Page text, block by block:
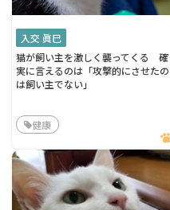
入交 眞巳
猫が飼い主を激しく襲ってくる 確
実に言えるのは「攻撃的にさせたの
は飼い主でない」
健康